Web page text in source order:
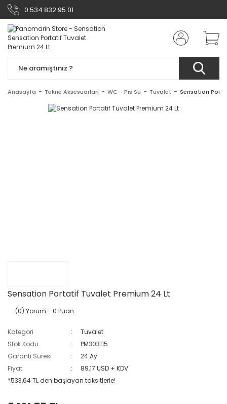
0 534 832 95 01
Anasayfa Tekne Aksesuarları WC - Pis Su Tuvalet Sensation
Sensation Portatif Tuvalet Premium 24 Lt
(0) Yorum - 0 Puan
Kategori
Tuvalet
Stok Kodu
PM303115
Garanti Süresi
24 Ay
Fiyat
89,17 USD + KDV
*533,64 TL den başlayan taksitlerle!